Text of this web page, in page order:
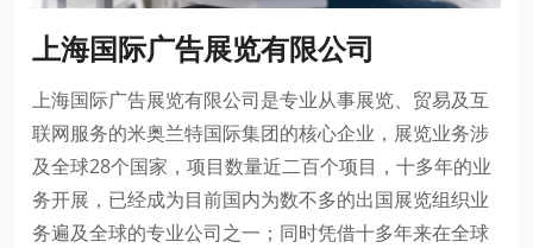
上海国际广告展览有限公司
上海国际广告展览有限公司是专业从事展览、贸易及互
联网服务的米奥兰特国际集团的核心企业，展览业务涉
及全球28个国家，项目数量近二百个项目，十多年的业
务开展，已经成为目前国内为数不多的出国展览组织业
务遍及全球的专业公司之一；同时凭借十多年来在全球